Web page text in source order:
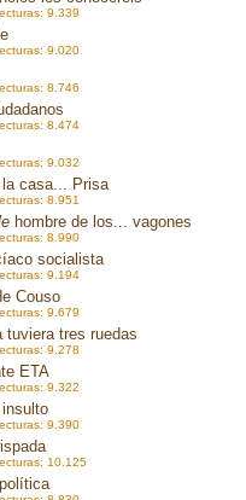
9.339
9.020
8.746
8.474
9.032
casa... Prisa
8.951
hombre de los... vagones
8.990
socialista
9.194
Couso
9.679
tuviera tres ruedas
9.278
ETA
9.322
9.390
10.125